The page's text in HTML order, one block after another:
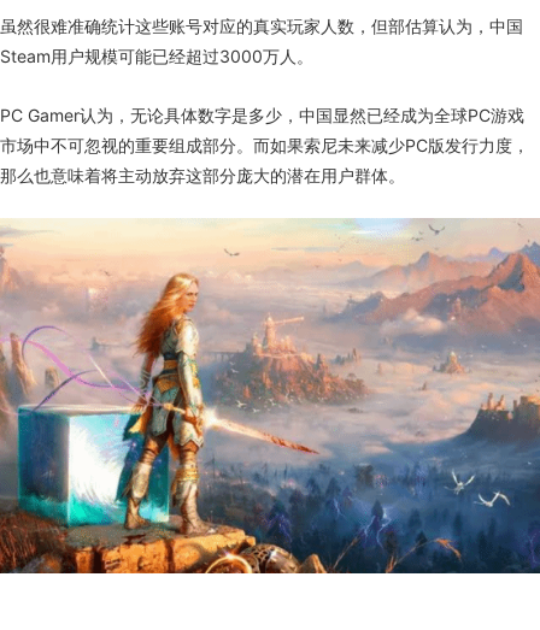
虽然很难准确统计这些账号对应的真实玩家人数，但部估算认为，中国
Steam用户规模可能已经超过3000万人。
PC Gamer认为，无论具体数字是多少，中国显然已经成为全球PC游戏
市场中不可忽视的重要组成部分。而如果索尼未来减少PC版发行力度，
那么也意味着将主动放弃这部分庞大的潜在用户群体。